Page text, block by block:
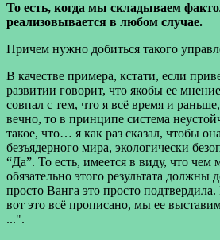
То есть, когда мы складываем
реализовывается в любом случае.
Причем нужно добиться такого
В качестве примера, кстати, если
развитии говорит, что якобы ее
совпал с тем, что я всё время и
вечно, то в принципе система
такое, что… я как раз сказал, чтобы
безъядерного мира, экологически
“Да”. То есть, имеется в виду, что
обязательно этого результата
просто Ванга это просто
вот это всё прописано, мы ее
...".